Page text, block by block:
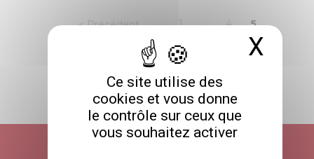
Ce site utilise des
cookies et vous donne
le contrôle sur ceux que
vous souhaitez activer
X
Pagination
publications
< Précédent Page
1 … Page
4 Page
5
RETOUR HAUT DE PAGE